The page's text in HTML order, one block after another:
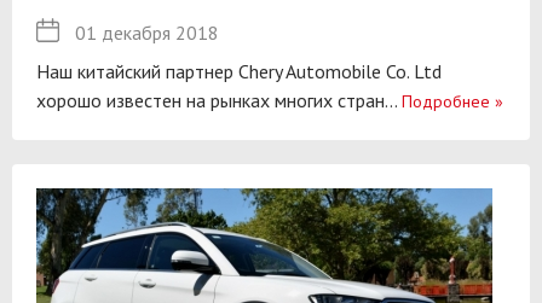
01 декабря 2018
Наш китайский партнер Chery Automobile Co. Ltd
хорошо известен на рынках многих стран... Подробнее »